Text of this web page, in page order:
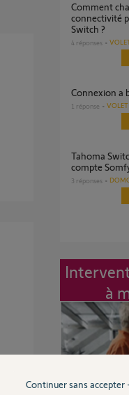
Comment changer de box Somfy kit de
connectivité
Switch ?
4 réponses
Connexion a
1 réponse VOLET
Tahoma Switch Connexion Impossible au
compte
3 réponses
à
Continuer sans accepter